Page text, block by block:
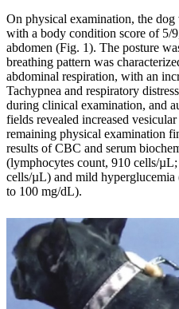
On physical examination, the
with a body condition score of 5/
abdomen (Fig. 1). The posture
breathing pattern was
abdominal respiration, with an
Tachypnea and respiratory
during clinical examination, and
fields revealed increased
remaining physical examination
results of CBC and serum
(lymphocytes count, 910 cells/
cells/µL) and mild
to 100 mg/dL).